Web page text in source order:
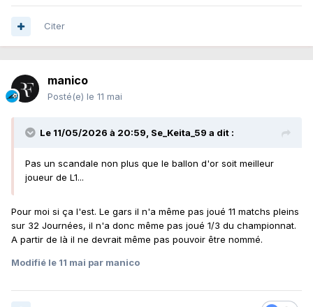
Citer
manico
Posté(e) le 11 mai
Le 11/05/2026 à 20:59, Se_Keita_59 a dit :
Pas un scandale non plus que le ballon d'or soit meilleur
joueur de L1...
Pour moi si ça l'est. Le gars il n'a même pas joué 11 matchs pleins
sur 32 Journées, il n'a donc même pas joué 1/3 du championnat.
A partir de là il ne devrait même pas pouvoir être nommé.
Modifié le 11 mai par manico